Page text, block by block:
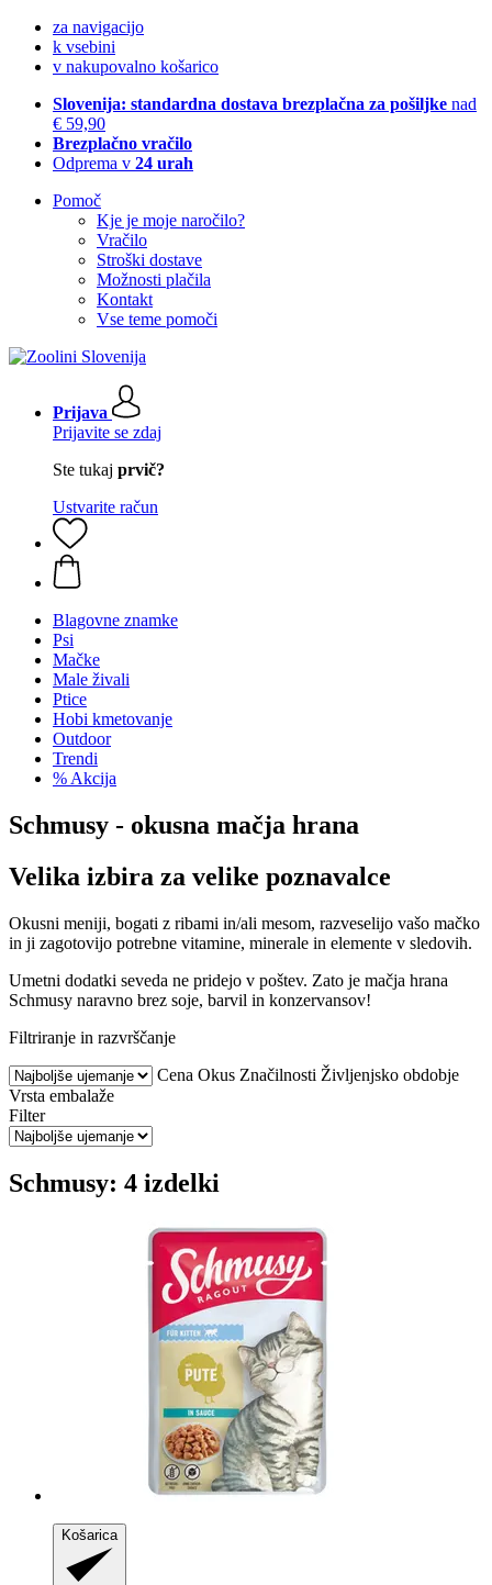
za navigacijo
k vsebini
v nakupovalno košarico
Slovenija: standardna dostava brezplačna za pošiljke nad
€ 59,90
Brezplačno vračilo
Odprema v 24 urah
Pomoč
Kje je moje naročilo?
Vračilo
Stroški dostave
Možnosti plačila
Kontakt
Vse teme pomoči
Prijava
Prijavite se zdaj
Ste tukaj prvič?
Ustvarite račun
Blagovne znamke
Psi
Mačke
Male živali
Ptice
Hobi kmetovanje
Outdoor
Trendi
% Akcija
Schmusy - okusna mačja hrana
Velika izbira za velike poznavalce
Okusni meniji, bogati z ribami in/ali mesom, razveselijo vašo mačko
in ji zagotovijo potrebne vitamine, minerale in elemente v sledovih.
Umetni dodatki seveda ne pridejo v poštev. Zato je mačja hrana
Schmusy naravno brez soje, barvil in konzervansov!
Filtriranje in razvrščanje
Cena Okus Značilnosti Življenjsko obdobje
Vrsta embalaže
Filter
Schmusy: 4 izdelki
Košarica